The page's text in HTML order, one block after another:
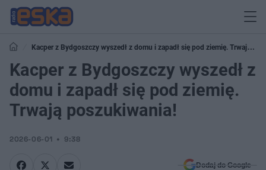
Kacper z Bydgoszczy wyszedł z domu i zapadł się pod ziemię. Trwają
poszukiwania!
Kacper z Bydgoszczy wyszedł z
domu i zapadł się pod ziemię.
Trwają poszukiwania!
2026-06-01 9:38
Dodaj do Google